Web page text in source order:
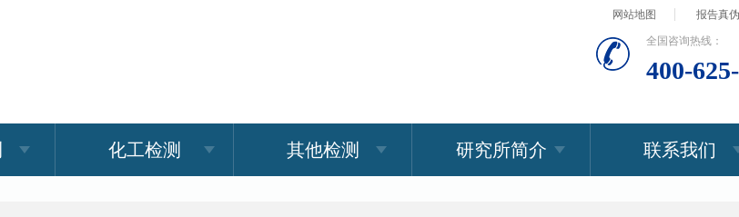
网站地图 报告真
全国咨询热线：
400-
化工检测 其他检测 研究所简介 联系我们